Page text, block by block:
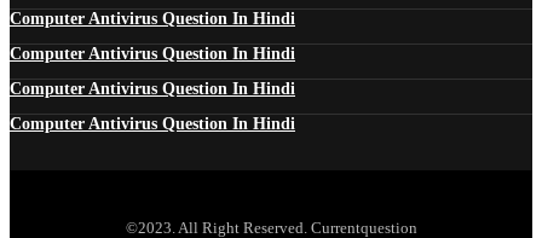
Computer Antivirus Question In Hindi
Computer Antivirus Question In Hindi
Computer Antivirus Question In Hindi
Computer Antivirus Question In Hindi
©2023. All Right Reserved. Currentquestion